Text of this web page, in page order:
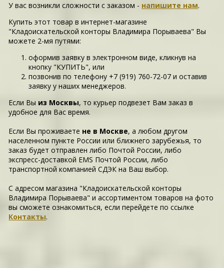
У вас возникли сложности c заказом - напишите нам.
Купить этот товар в интернет-магазине
"Кладоискательской конторы Владимира Порываева" Вы
можете 2-мя путями:
оформив заявку в электронном виде, кликнув на
кнопку "КУПИТЬ", или
позвонив по телефону +7 (919) 760-72-07 и оставив
заявку у наших менеджеров.
Если Вы из Москвы, то курьер подвезет Вам заказ в
удобное для Вас время.
Если Вы проживаете не в Москве, а любом другом
населенном пункте России или ближнего зарубежья, то
заказ будет отправлен либо Почтой России, либо
экспресс-доставкой EMS Почтой России, либо
транспортной компанией СДЭК на Ваш выбор.
С адресом магазина "Кладоискательской конторы
Владимира Порываева" и ассортиментом товаров на фото
вы сможете ознакомиться, если перейдете по ссылке
Контакты.